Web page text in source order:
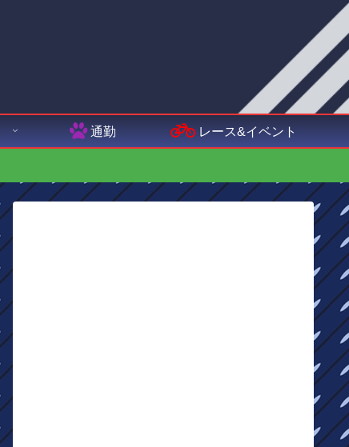
通勤 レース&イベント